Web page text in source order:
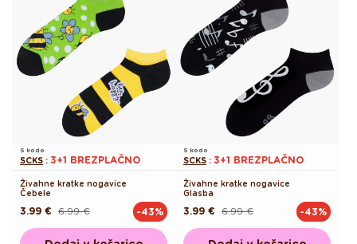
S kodo
SCKS : 3+1 BREZPLAČNO
Živahne kratke nogavice
Čebele
Redna 6.99 €
Akcijska
3.99 € -43%
S kodo
SCKS : 3+1 BREZPLAČNO
Živahne kratke nogavice
Glasba
Redna 6.99 €
Akcijska
3.99 € -43%